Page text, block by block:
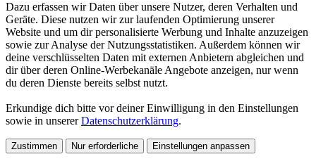
Dazu erfassen wir Daten über unsere Nutzer, deren Verhalten und
Geräte. Diese nutzen wir zur laufenden Optimierung unserer
Website und um dir personalisierte Werbung und Inhalte anzuzeigen
sowie zur Analyse der Nutzungsstatistiken. Außerdem können wir
deine verschlüsselten Daten mit externen Anbietern abgleichen und
dir über deren Online-Werbekanäle Angebote anzeigen, nur wenn
du deren Dienste bereits selbst nutzt.
Erkundige dich bitte vor deiner Einwilligung in den Einstellungen
sowie in unsererDatenschutzerklärung.
Zustimmen Nur erforderliche Einstellungen anpassen